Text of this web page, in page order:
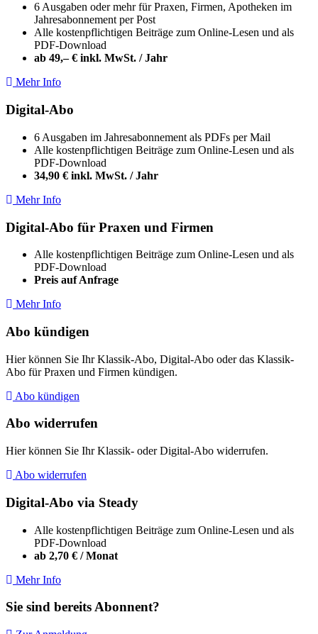
6 Ausgaben oder mehr für Praxen, Firmen, Apotheken im
Jahresabonnement per Post
Alle kostenpflichtigen Beiträge zum Online-Lesen und als
PDF-Download
ab 49,– € inkl. MwSt. / Jahr
Mehr Info
Digital-Abo
6 Ausgaben im Jahresabonnement als PDFs per Mail
Alle kostenpflichtigen Beiträge zum Online-Lesen und als
PDF-Download
34,90 € inkl. MwSt. / Jahr
Mehr Info
Digital-Abo für Praxen und Firmen
Alle kostenpflichtigen Beiträge zum Online-Lesen und als
PDF-Download
Preis auf Anfrage
Mehr Info
Abo kündigen
Hier können Sie Ihr Klassik-Abo, Digital-Abo oder das Klassik-
Abo für Praxen und Firmen kündigen.
Abo kündigen
Abo widerrufen
Hier können Sie Ihr Klassik- oder Digital-Abo widerrufen.
Abo widerrufen
Digital-Abo via Steady
Alle kostenpflichtigen Beiträge zum Online-Lesen und als
PDF-Download
ab 2,70 € / Monat
Mehr Info
Sie sind bereits Abonnent?